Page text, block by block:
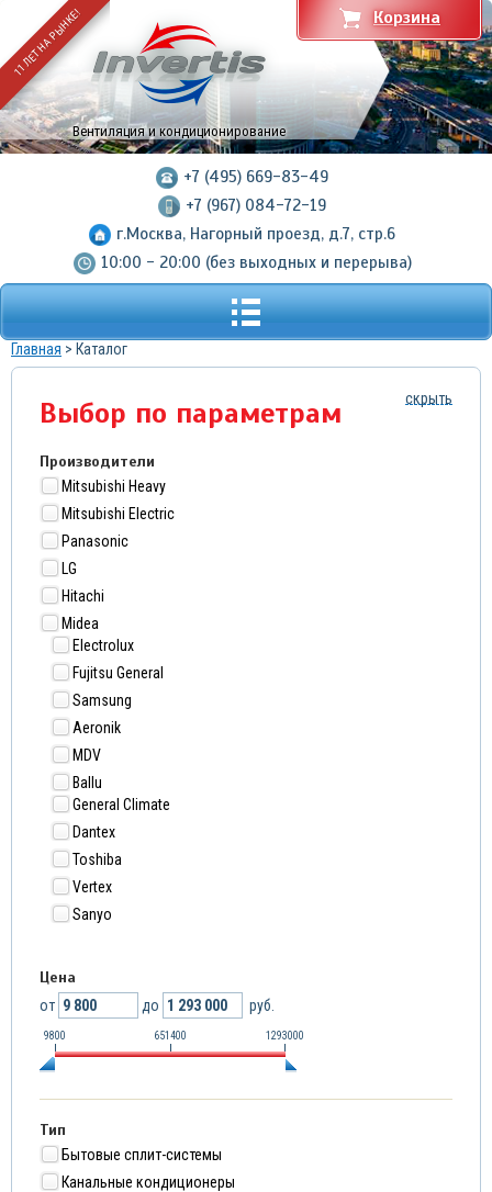
11 ЛЕТ НА РЫНКЕ!
Вентиляция и кондиционирование
+7 (495) 669-83-49
+7 (967) 084-72-19
г.Москва, Нагорный проезд, д.7, стр.6
10:00 - 20:00 (без выходных и перерыва)
Корзина
Главная > Каталог
Выбор по параметрам скрыть
Производители
Mitsubishi Heavy
Mitsubishi Electric
Panasonic
LG
Hitachi
Midea
Electrolux
Fujitsu General
Samsung
Aeronik
MDV
Ballu
General Climate
Dantex
Toshiba
Vertex
Sanyo
Цена
от до руб.
9800 651400 1293000
Тип
Бытовые сплит-системы
Канальные кондиционеры